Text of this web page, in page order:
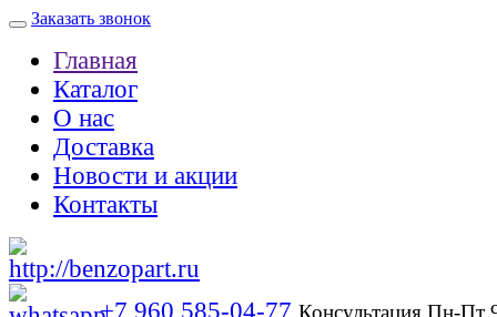
Заказать звонок
Главная
Каталог
О нас
Доставка
Новости и акции
Контакты
+7 960 585-04-77 Консультация Пн-